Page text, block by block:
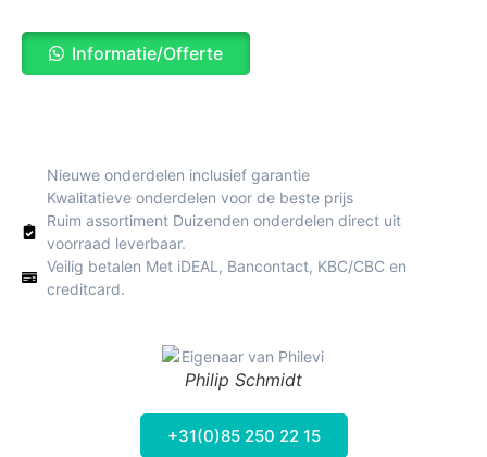
Informatie/Offerte
Nieuwe onderdelen inclusief garantie
Kwalitatieve onderdelen voor de beste prijs
Ruim assortiment Duizenden onderdelen direct uit
voorraad leverbaar.
Veilig betalen Met iDEAL, Bancontact, KBC/CBC en
creditcard.
Philip Schmidt
+31(0)85 250 22 15